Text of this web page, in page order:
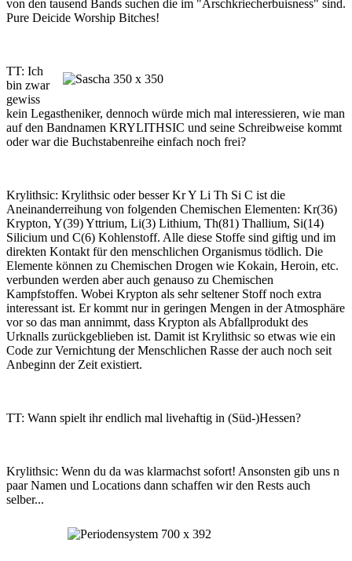
von den tausend Bands suchen die im "Arschkriecherbuisness" sind.
Pure Deicide Worship Bitches!
TT: Ich
bin zwar
gewiss
kein Legastheniker, dennoch würde mich mal interessieren, wie man
auf den Bandnamen KRYLITHSIC und seine Schreibweise kommt
oder war die Buchstabenreihe einfach noch frei?
Krylithsic: Krylithsic oder besser Kr Y Li Th Si C ist die
Aneinanderreihung von folgenden Chemischen Elementen: Kr(36)
Krypton, Y(39) Yttrium, Li(3) Lithium, Th(81) Thallium, Si(14)
Silicium und C(6) Kohlenstoff. Alle diese Stoffe sind giftig und im
direkten Kontakt für den menschlichen Organismus tödlich. Die
Elemente können zu Chemischen Drogen wie Kokain, Heroin, etc.
verbunden werden aber auch genauso zu Chemischen
Kampfstoffen. Wobei Krypton als sehr seltener Stoff noch extra
interessant ist. Er kommt nur in geringen Mengen in der Atmosphäre
vor so das man annimmt, dass Krypton als Abfallprodukt des
Urknalls zurückgeblieben ist. Damit ist Krylithsic so etwas wie ein
Code zur Vernichtung der Menschlichen Rasse der auch noch seit
Anbeginn der Zeit existiert.
TT: Wann spielt ihr endlich mal livehaftig in (Süd-)Hessen?
Krylithsic: Wenn du da was klarmachst sofort! Ansonsten gib uns n
paar Namen und Locations dann schaffen wir den Rests auch
selber...